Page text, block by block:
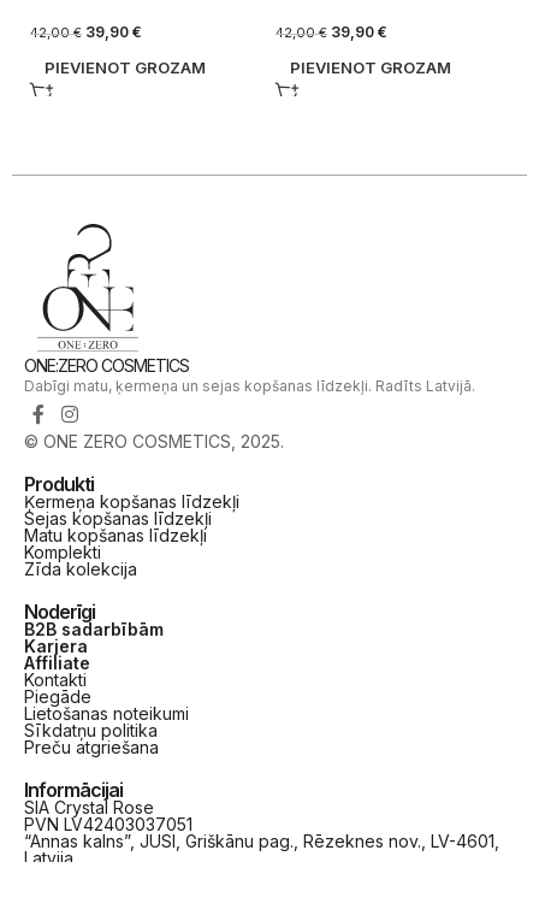
42,00€ 39,90 €
PIEVIENOT GROZAM
42,00€ 39,90 €
PIEVIENOT GROZAM
ONE:ZERO COSMETICS
Dabīgi matu, ķermeņa un sejas kopšanas līdzekļi. Radīts Latvijā.
© ONE ZERO COSMETICS, 2025.
Produkti
Ķermeņa kopšanas līdzekļi
Sejas kopšanas līdzekļi
Matu kopšanas līdzekļi
Komplekti
Zīda kolekcija
Noderīgi
B2B sadarbībām
Karjera
Affiliate
Kontakti
Piegāde
Lietošanas noteikumi
Sīkdatņu politika
Preču atgriešana
Informācijai
SIA Crystal Rose
PVN LV42403037051
“Annas kalns”, JUSI, Griškānu pag., Rēzeknes nov., LV-4601,
Latvija